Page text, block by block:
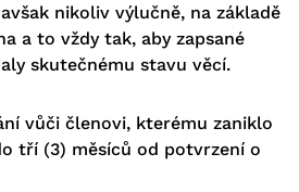
nikoliv výlučně, na základě
a to vždy tak, aby zapsané
skutečnému stavu věcí.
vůči členovi, kterému zaniklo
tří (3) měsíců od potvrzení o